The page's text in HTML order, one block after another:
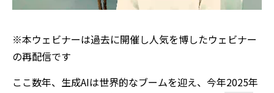
※本ウェビナーは過去に開催し人気を博したウェビナー
の再配信です
ここ数年、生成AIは世界的なブームを迎え、今年2025年